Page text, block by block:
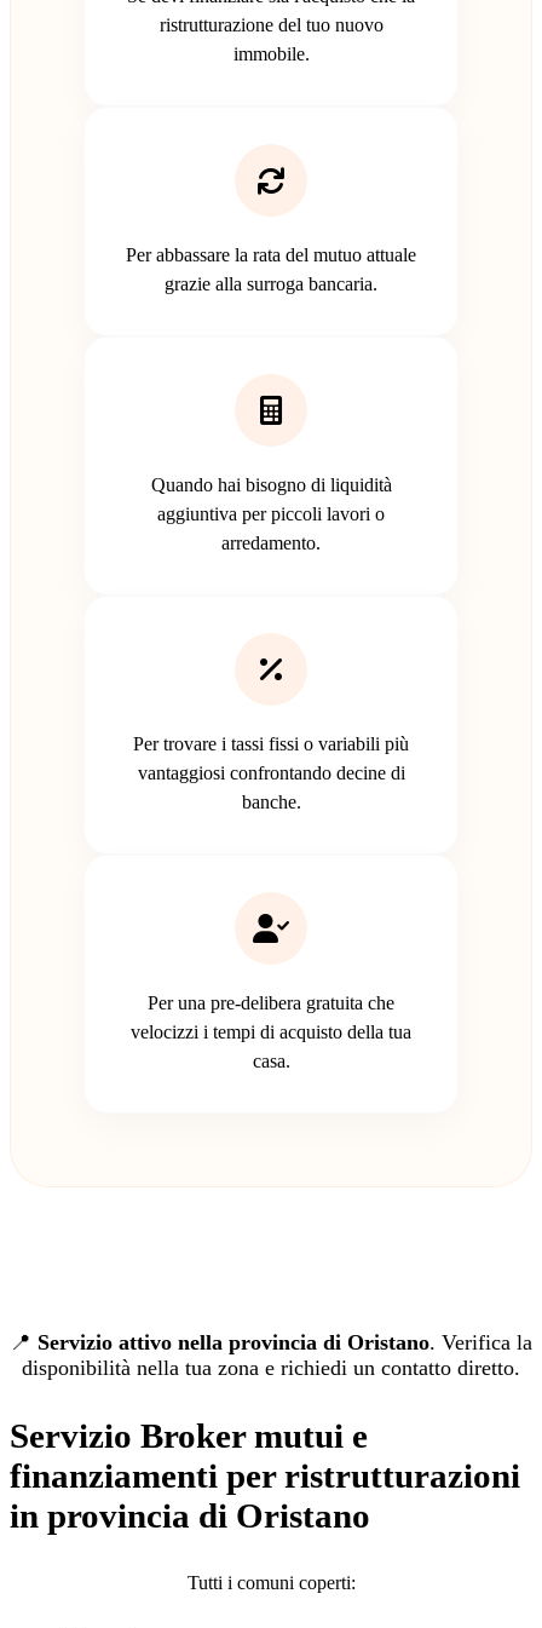
ristrutturazione del tuo nuovo
immobile.
Per abbassare la rata del mutuo attuale
grazie alla surroga bancaria.
Quando hai bisogno di liquidità
aggiuntiva per piccoli lavori o
arredamento.
Per trovare i tassi fissi o variabili più
vantaggiosi confrontando decine di
banche.
Per una pre-delibera gratuita che
velocizzi i tempi di acquisto della tua
casa.
📍 Servizio attivo nella provincia di Oristano. Verifica la
disponibilità nella tua zona e richiedi un contatto diretto.
Servizio Broker mutui e
finanziamenti per ristrutturazioni
in provincia di Oristano
Tutti i comuni coperti: